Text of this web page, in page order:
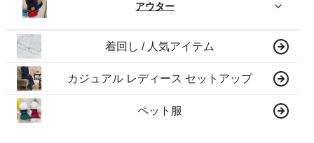
アウター
着回し / 人気アイテム
カジュアル レディース セットアップ
ペット服